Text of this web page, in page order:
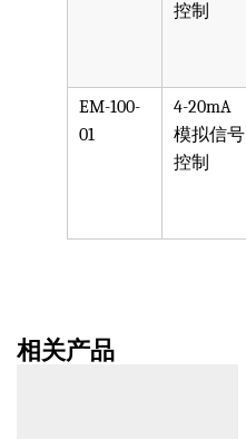
控制
EM-100-
01
4-20mA
模拟信号
控制
相关产品